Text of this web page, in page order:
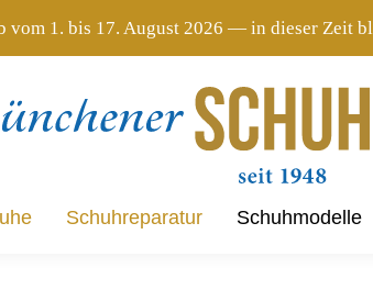
vom 1. bis 17. August 2026 — in dieser Zeit
Schuhreparatur Schuhmodelle
Schuhreparatur Schuhmodelle